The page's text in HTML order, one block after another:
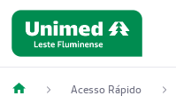
Acesso Rápido